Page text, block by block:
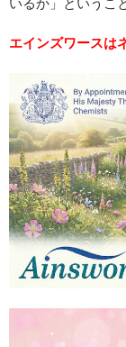
エインズワースは